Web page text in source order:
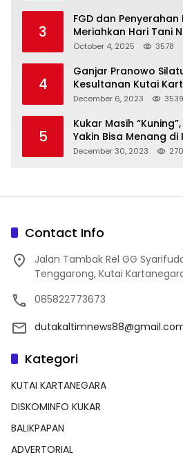
3
FGD dan Penyerahan
Meriahkan Hari Tani
October 4, 2025 3578
4
Ganjar Pranowo
Kesultanan Kutai
December 6, 2023 3539
5
Kukar Masih
Yakin Bisa Menang di
December 30, 2023
Contact Info
Jalan Tambak Rel GG
Tenggarong, Kutai
085822773673
Kategori
KUTAI KARTANEGARA
DISKOMINFO KUKAR
BALIKPAPAN
ADVERTORIAL